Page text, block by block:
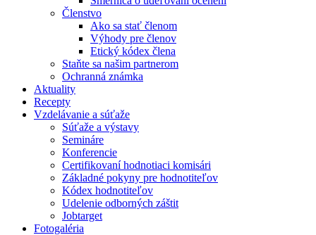
Členstvo
Ako sa stať členom
Výhody pre členov
Etický kódex člena
Staňte sa našim partnerom
Ochranná známka
Aktuality
Recepty
Vzdelávanie a súťaže
Súťaže a výstavy
Semináre
Konferencie
Certifikovaní hodnotiaci komisári
Základné pokyny pre hodnotiteľov
Kódex hodnotiteľov
Udelenie odborných záštit
Jobtarget
Fotogaléria